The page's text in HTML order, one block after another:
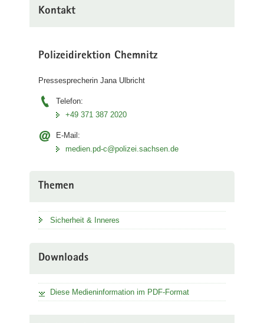
Kontakt
Polizeidirektion Chemnitz
Pressesprecherin Jana Ulbricht
Telefon:
+49 371 387 2020
E-Mail:
medien.pd-c@polizei.sachsen.de
Themen
Sicherheit & Inneres
Downloads
Diese Medieninformation im PDF-Format